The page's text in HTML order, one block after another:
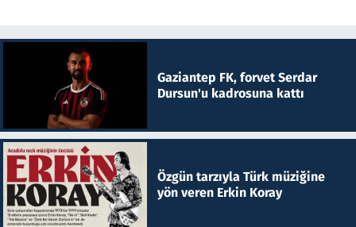
Gaziantep FK, forvet Serdar
Dursun'u kadrosuna kattı
Özgün tarzıyla Türk müziğine
yön veren Erkin Koray